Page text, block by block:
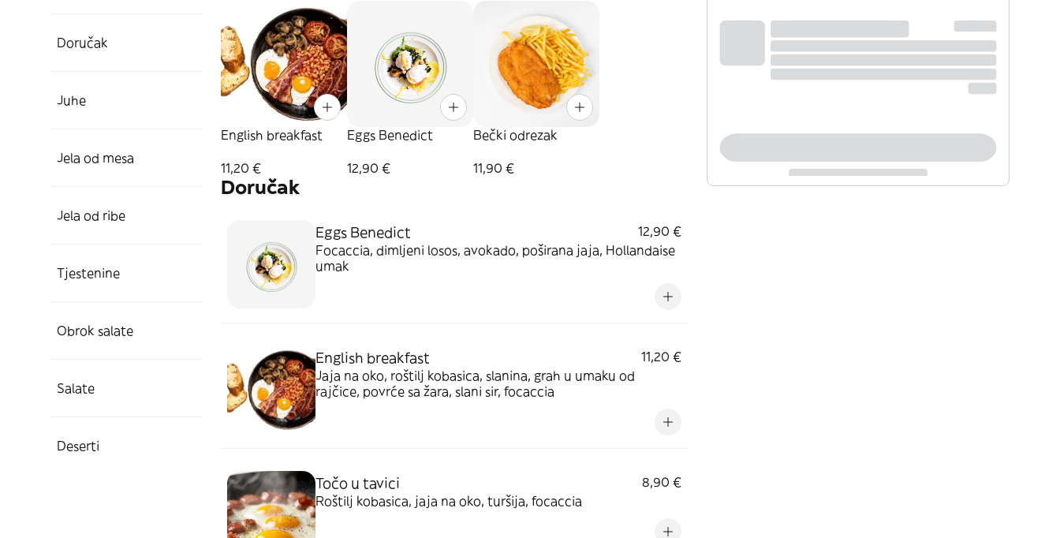
Doručak
Juhe
Jela od mesa
Jela od ribe
Tjestenine
Obrok salate
Salate
Deserti
English breakfast
11,20 €
Eggs Benedict
12,90 €
Bečki odrezak
11,90 €
Doručak
Eggs Benedict
12,90 €
Focaccia, dimljeni losos, avokado, poširana jaja, Hollandaise
umak
English breakfast
11,20 €
Jaja na oko, roštilj kobasica, slanina, grah u umaku od
rajčice, povrće sa žara, slani sir, focaccia
Točo u tavici
8,90 €
Roštilj kobasica, jaja na oko, turšija, focaccia